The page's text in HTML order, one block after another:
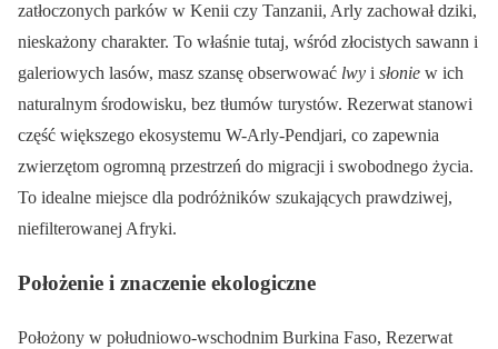
zatłoczonych parków w Kenii czy Tanzanii, Arly zachował dziki,
nieskażony charakter. To właśnie tutaj, wśród złocistych sawann i
galeriowych lasów, masz szansę obserwować lwy i słonie w ich
naturalnym środowisku, bez tłumów turystów. Rezerwat stanowi
część większego ekosystemu W-Arly-Pendjari, co zapewnia
zwierzętom ogromną przestrzeń do migracji i swobodnego życia.
To idealne miejsce dla podróżników szukających prawdziwej,
niefilterowanej Afryki.
Położenie i znaczenie ekologiczne
Położony w południowo-wschodnim Burkina Faso, Rezerwat